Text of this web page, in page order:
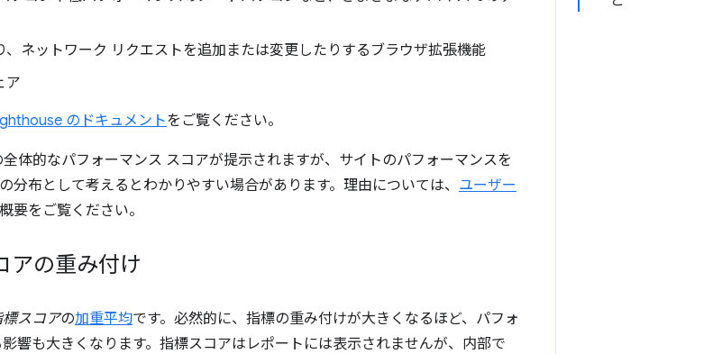
ネットワーク リクエストを追加または変更したりするブラウザ拡張機能
ア
のドキュメントをご覧ください。
体的なパフォーマンス スコアが提示されますが、サイトのパフォーマンスを
分布として考えるとわかりやすい場合があります。理由については、 ユーザー
要をご覧ください。
アの重み付け
標スコアの加重平均です。必然的に、指標の重み付けが大きくなるほど、パフォ
響も大きくなります。指標スコアはレポートには表示されませんが、内部で